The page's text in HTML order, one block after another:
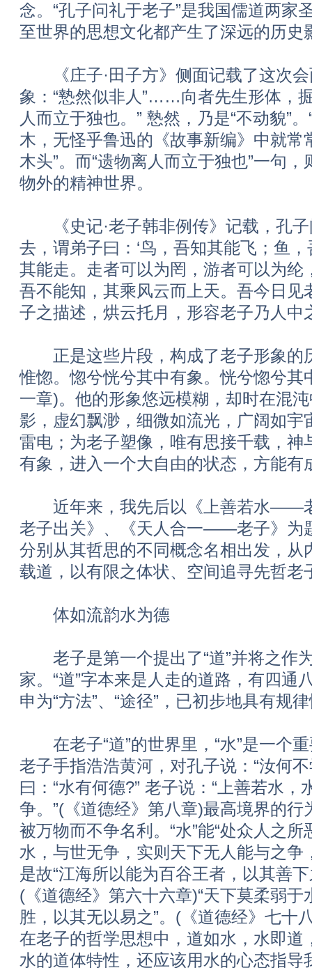
念。“孔子问礼于老子”是我国儒道两家
至世界的思想文化都产生了深远的历史
《庄子·田子方》侧面记载了这次会
象：“慹然似非人”……向者先生形体，
人而立于独也。” 慹然，乃是“不动貌”
木，无怪乎鲁迅的《故事新编》中就常
木头”。而“遗物离人而立于独也”一句
物外的精神世界。
《史记·老子韩非例传》记载，孔子
去，谓弟子曰：‘鸟，吾知其能飞；鱼
其能走。走者可以为罔，游者可以为纶
吾不能知，其乘风云而上天。吾今日见
子之描述，烘云托月，形容老子乃人中
正是这些片段，构成了老子形象的
惟惚。惚兮恍兮其中有象。恍兮惚兮其
一章)。他的形象悠远模糊，却时在混
影，虚幻飘渺，细微如流光，广阔如宇
雷电；为老子塑像，唯有思接千载，神
有象，进入一个大自由的状态，方能有
近年来，我先后以《上善若水——
老子出关》、《天人合一——老子》为
分别从其哲思的不同概念名相出发，从
载道，以有限之体状、空间追寻先哲老
体如流韵水为德
老子是第一个提出了“道”并将之作
家。“道”字本来是人走的道路，有四通
申为“方法”、“途径”，已初步地具有规
在老子“道”的世界里，“水”是一个
老子手指浩浩黄河，对孔子说：“汝何
曰：“水有何德?” 老子说：“上善若水，
争。”(《道德经》第八章)最高境界的
被万物而不争名利。“水”能“处众人之
水，与世无争，实则天下无人能与之争
是故“江海所以能为百谷王者，以其善
(《道德经》第六十六章)“天下莫柔弱
胜，以其无以易之”。(《道德经》七十
在老子的哲学思想中，道如水，水即道
水的道体特性，还应该用水的心态指导